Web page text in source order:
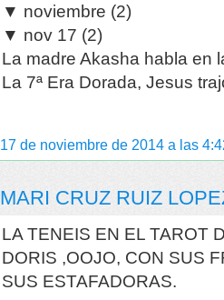
▼ noviembre (2)
▼ nov 17 (2)
La madre Akasha habla en
La 7ª Era Dorada, Jesus
17 de noviembre de 2014 a las
MARI CRUZ RUIZ
LA TENEIS EN EL TAROT
DORIS ,OOJO, CON SUS
SUS ESTAFADORAS.